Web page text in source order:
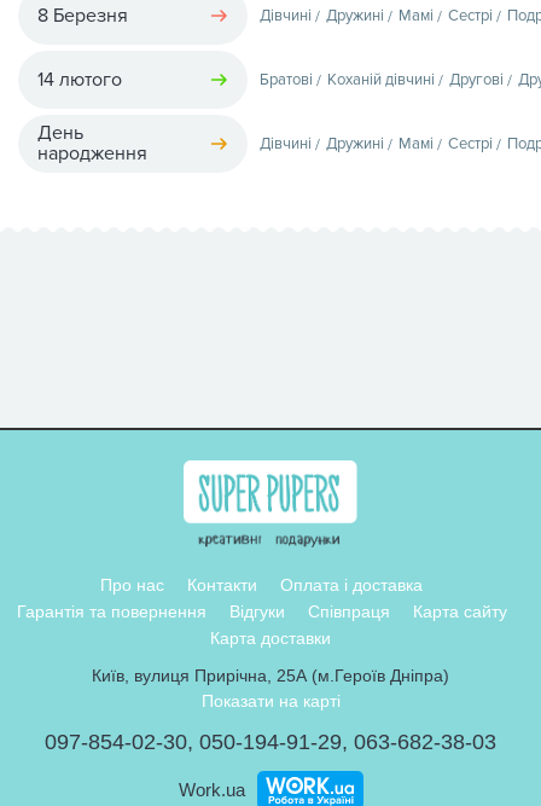
8 Березня Дівчині Дружині Мамі Сестрі
14 лютого Братові Коханій дівчині Другові
День
народження
Дівчині Дружині Мамі Сестрі
Про нас Контакти
Оплата і доставка
Гарантія та повернення
Відгуки Співпраця
Карта сайту
Карта доставки
Київ, вулиця Прирічна, 25А (м.Героїв Дніпра)
Показати на карті
097-854-02-30, 050-194-91-29, 063-682-38-03
Work.ua